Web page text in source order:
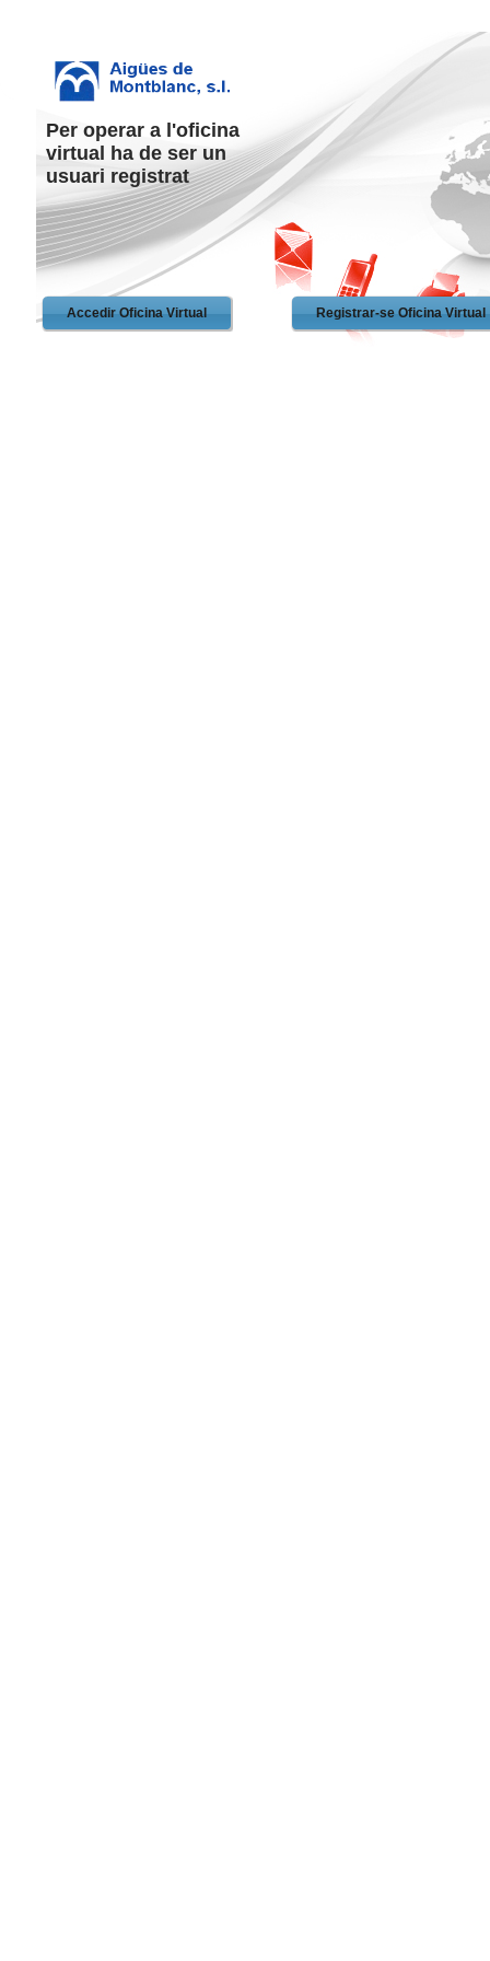
Per operar a l'oficina
virtual ha de ser un
usuari registrat
Accedir Oficina Virtual Registrar-se Oficina Virtual